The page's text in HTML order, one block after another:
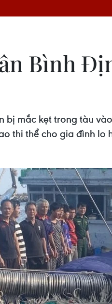
Bình
bị mắc kẹt trong tàu
thi thể cho gia đình lo